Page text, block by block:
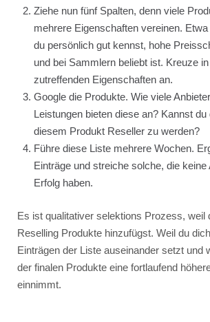
Ziehe nun fünf Spalten, denn viele
mehrere Eigenschaften vereinen.
du persönlich gut kennst, hohe
und bei Sammlern beliebt ist. Kreuze
zutreffenden Eigenschaften an.
Google die Produkte. Wie viele
Leistungen bieten diese an? Kannst
diesem Produkt Reseller zu werden?
Führe diese Liste mehrere Wochen.
Einträge und streiche solche, die keine
Erfolg haben.
Es ist qualitativer selektions Prozess, weil
Reselling Produkte hinzufügst. Weil du
Einträgen der Liste auseinander setzt und
der finalen Produkte eine fortlaufend
einnimmt.